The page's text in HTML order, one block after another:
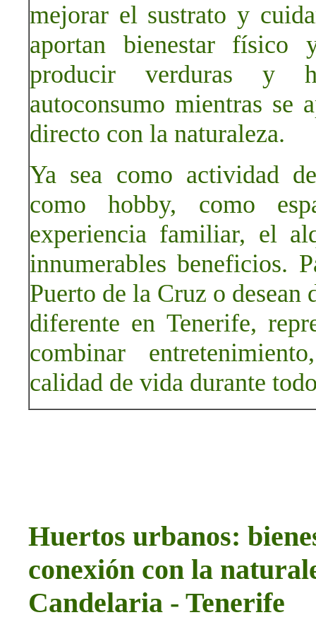
mejorar el sustrato y
aportan bienestar físico
producir verduras y
autoconsumo mientras se
directo con la naturaleza.
Ya sea como actividad
como hobby, como
experiencia familiar, el
innumerables beneficios.
Puerto de la Cruz o desean
diferente en Tenerife,
combinar
calidad de vida durante
Huertos urbanos:
conexión con la
Candelaria - Tenerife